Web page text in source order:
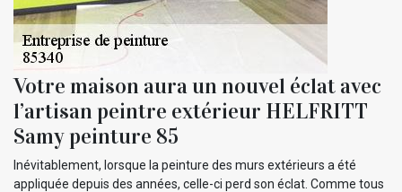
Votre maison aura un nouvel éclat avec
l’artisan peintre extérieur HELFRITT
Samy peinture 85
Inévitablement, lorsque la peinture des murs extérieurs a été
appliquée depuis des années, celle-ci perd son éclat. Comme tous